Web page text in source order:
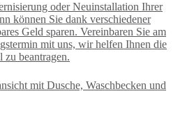
oder Neuinstallation Ihrer
können Sie dank verschiedener
Geld sparen. Vereinbaren Sie am
mit uns, wir helfen Ihnen die
beantragen.